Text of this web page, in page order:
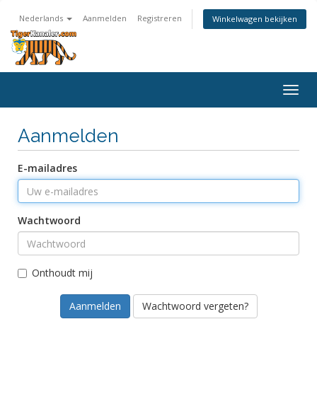
Nederlands Aanmelden Registreren Winkelwagen bekijken
in-/
Aanmelden
E-mailadres
Wachtwoord
Onthoudt mij
Wachtwoord vergeten?